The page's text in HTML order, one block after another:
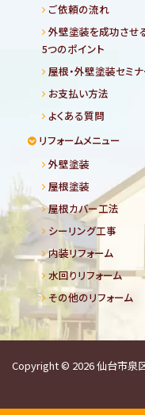
ご依頼の流れ
外壁塗装を成功させ
5つのポイント
屋根・外壁塗装セミ
お支払い方法
よくある質問
リフォームメニュー
外壁塗装
屋根塗装
屋根カバー工法
シーリング工事
内装リフォーム
水回りリフォーム
その他のリフォーム
Copyright © 2026仙台市泉